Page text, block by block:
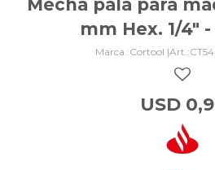
Mecha pala para
mm Hex. 1/4"
Cortool |
USD